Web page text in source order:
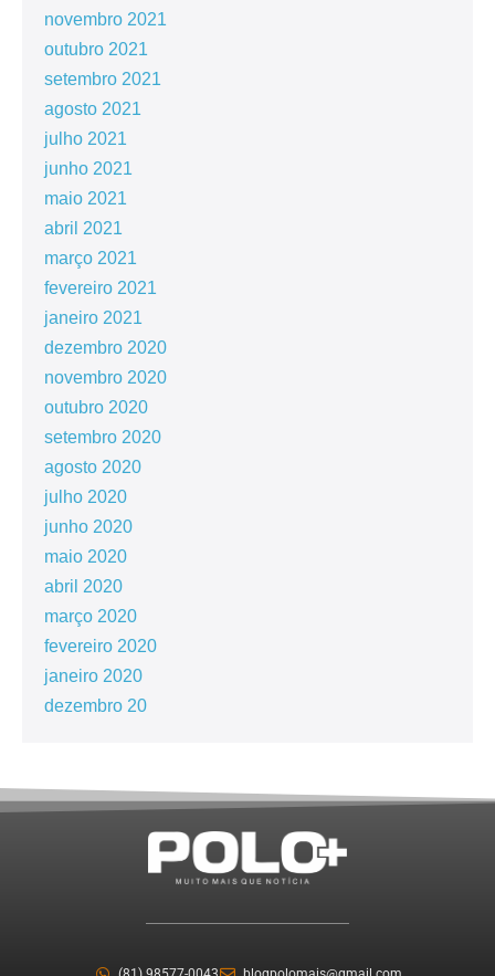
novembro 2021
outubro 2021
setembro 2021
agosto 2021
julho 2021
junho 2021
maio 2021
abril 2021
março 2021
fevereiro 2021
janeiro 2021
dezembro 2020
novembro 2020
outubro 2020
setembro 2020
agosto 2020
julho 2020
junho 2020
maio 2020
abril 2020
março 2020
fevereiro 2020
janeiro 2020
dezembro 20